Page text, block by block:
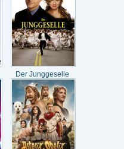
Der Junggeselle